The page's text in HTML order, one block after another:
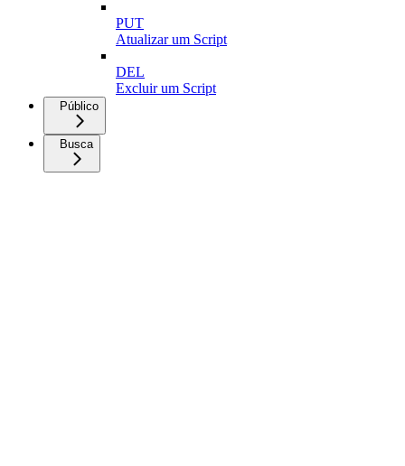
PUT
Atualizar um Script
DEL
Excluir um Script
Público
Busca